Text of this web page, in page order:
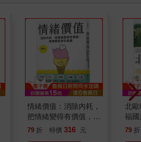
情緒價值：消除內耗，
把情緒變得有價值，跟
誰都能自在相處
79 折 特價 316 元
北
福
79 折